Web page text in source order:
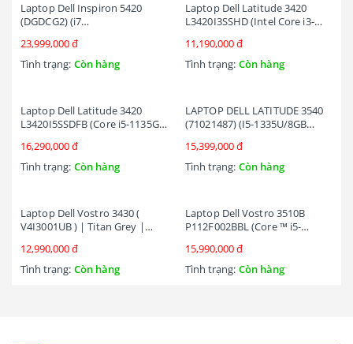
Laptop Dell Inspiron 5420
(DGDCG2) (i7
SSD/14.0FHD+/Win11/Office
HS21/Bạc)
23,999,000 đ
Tình trạng: Còn hàng
Laptop Dell Latitude 3420
L3420I3SSHD (Intel Core i3-
inch HD | Intel UHD | Ubuntu
| Đen)
11,190,000 đ
Tình trạng: Còn hàng
Laptop Dell Latitude 3420
L3420I5SSDFB (Core i5-1135G7
Xe Graphics | 14 inch FHD |
Fedora | Grayish Black)
16,290,000 đ
Tình trạng: Còn hàng
LAPTOP DELL LATITUDE 3540
(71021487) (I5-1335U/8GB
FHD/ FEDORA/XÁM)
15,399,000 đ
Tình trạng: Còn hàng
Laptop Dell Vostro 3430 (
V4I3001UB ) | Titan Grey |
SSD 256GB M.2 PCIe NVMe |
14 inch FHD | Intel UHD
Graphics | 3Cell 41WHrs |
12,990,000 đ
Tình trạng: Còn hàng
Laptop Dell Vostro 3510B
P112F002BBL (Core ™ i5-
MX350 2GB | 15.6-inch FHD |
Win 11 | Office | Đen)
15,990,000 đ
Tình trạng: Còn hàng